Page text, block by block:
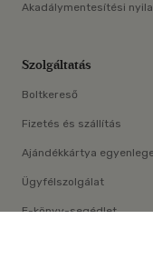
Akadálymentesítési
Szolgáltatás
Boltkereső
Fizetés és szállítás
Ajándékkártya
Ügyfélszolgálat
E-könyv-segédlet